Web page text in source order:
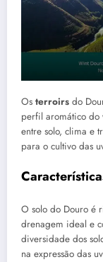
Os terroirs do
perfil aromático do
entre solo, clima e
para o cultivo das
O solo do Douro é
drenagem ideal e
diversidade dos
na expressão das